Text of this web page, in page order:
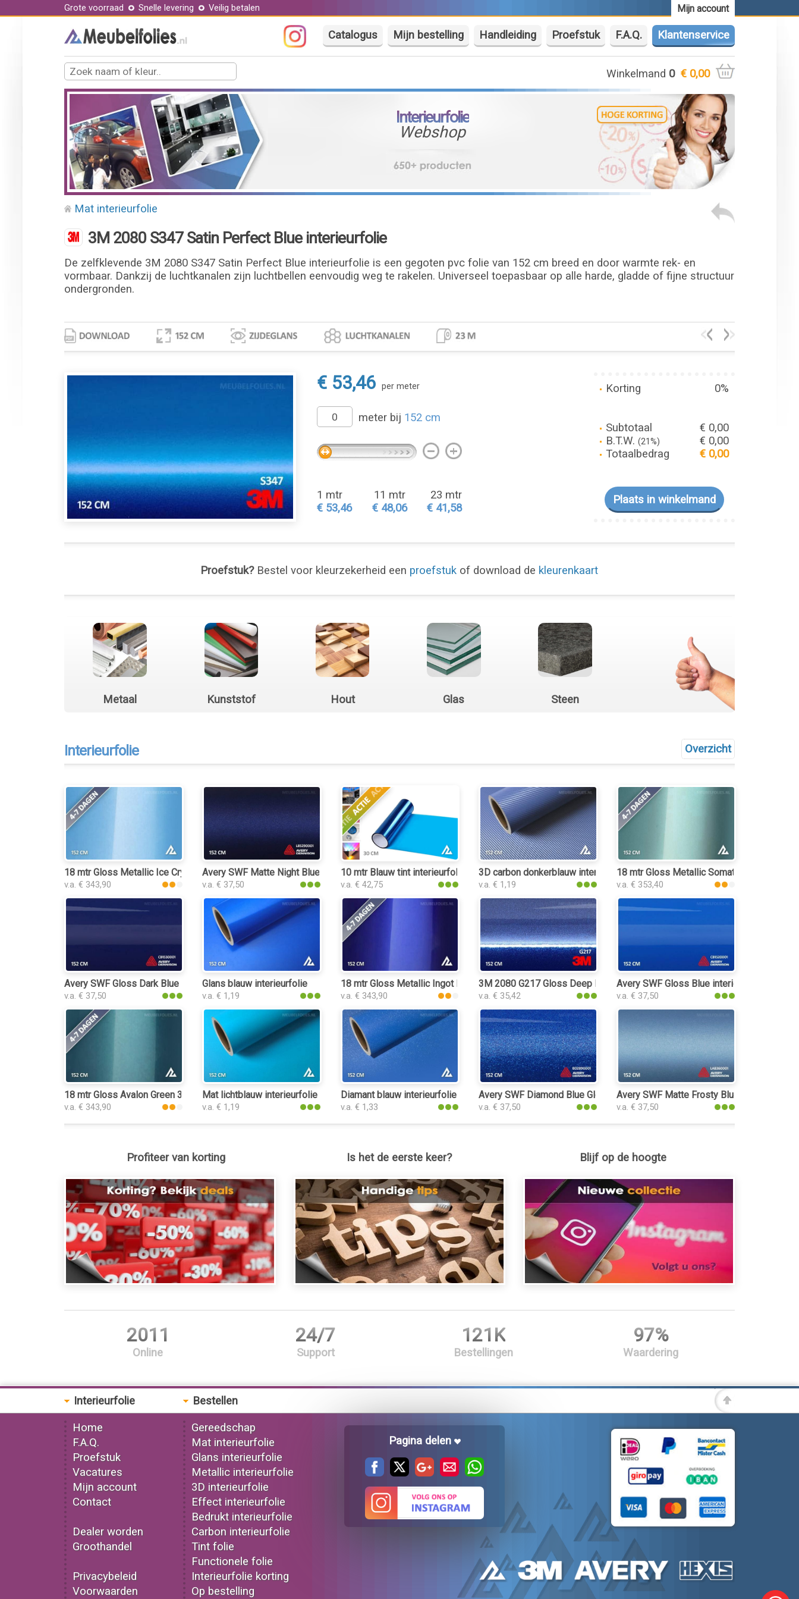
Mijn account
Grote voorraad Snelle levering Veilig betalen
Catalogus Mijn bestelling Handleiding Proefstuk F.A.Q. Klantenservice
Winkelmand 0 € 0,00
Interieurfolie
Webshop
Mat interieurfolie
3M 2080 S347 Satin Perfect Blue interieurfolie
De zelfklevende 3M 2080 S347 Satin Perfect Blue interieurfolie is een gegoten pvc folie van 152 cm breed en door warmte rek- en
vormbaar. Dankzij de luchtkanalen zijn luchtbellen eenvoudig weg te rakelen. Universeel toepasbaar op alle harde, gladde of fijne structuur
ondergronden.
€ 53,46 per meter
meter bij 152 cm
1 mtr
€ 53,46
11 mtr
€ 48,06
23 mtr
€ 41,58
Korting 0%
Subtotaal
€ 0,00
B.T.W. (21%)
€ 0,00
Totaalbedrag
€ 0,00
Proefstuk?Bestel voor kleurzekerheid een proefstuk of download de kleurenkaart
Metaal Kunststof Hout Glas Steen
Overzicht
Interieurfolie
18 mtr Gloss Metallic Ice Crystal Blue 3169 interieurfolie
v.a. € 343,90
Avery SWF Matte Night Blue Metallic interieurfolie
v.a. € 37,50
10 mtr Blauw tint interieurfolie
v.a. € 42,75
3D carbon donkerblauw interieurfolie
v.a. € 1,19
18 mtr Gloss Metallic Somato Blue 3064
v.a. € 353,40
Avery SWF Gloss Dark Blue interieurfolie
v.a. € 37,50
Glans blauw interieurfolie
v.a. € 1,19
18 mtr Gloss Metallic Ingot Blue 3149 interieurfolie
v.a. € 343,90
3M 2080 G217 Gloss Deep Blue Metallic interieurfolie
v.a. € 35,42
Avery SWF Gloss Blue interieurfolie
v.a. € 37,50
18 mtr Gloss Avalon Green 3194 interieurfolie
v.a. € 343,90
Mat lichtblauw interieurfolie
v.a. € 1,19
Diamant blauw interieurfolie
v.a. € 1,33
Avery SWF Diamond Blue Gloss interieurfolie
v.a. € 37,50
Avery SWF Matte Frosty Blue Metallic
v.a. € 37,50
Profiteer van korting Is het de eerste keer? Blijf op de hoogte
2011
Online
24/7
Support
121K
Bestellingen
97%
Waardering
Interieurfolie
Home
F.A.Q.
Proefstuk
Vacatures
Mijn account
Contact
Dealer worden
Groothandel
Privacybeleid
Voorwaarden
Bestellen
Gereedschap
Mat interieurfolie
Glans interieurfolie
Metallic interieurfolie
3D interieurfolie
Effect interieurfolie
Bedrukt interieurfolie
Carbon interieurfolie
Tint folie
Functionele folie
Interieurfolie korting
Op bestelling
Pagina delen